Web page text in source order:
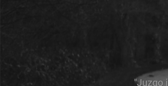
"Juzgo